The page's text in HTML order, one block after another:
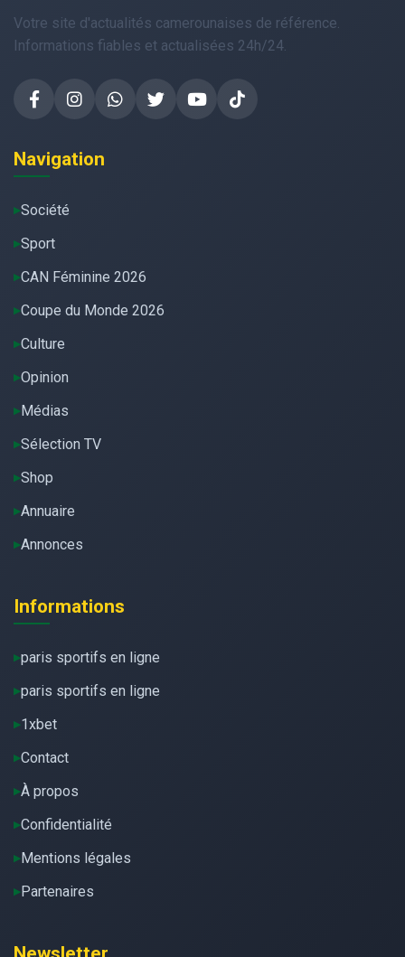
Votre site d'actualités camerounaises de référence.
Informations fiables et actualisées 24h/24.
Navigation
Société
Sport
CAN Féminine 2026
Coupe du Monde 2026
Culture
Opinion
Médias
Sélection TV
Shop
Annuaire
Annonces
Informations
paris sportifs en ligne
paris sportifs en ligne
1xbet
Contact
À propos
Confidentialité
Mentions légales
Partenaires